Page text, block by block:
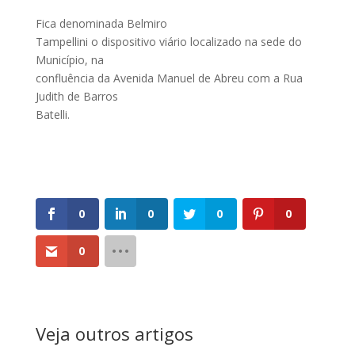
Fica denominada Belmiro
Tampellini o dispositivo viário localizado na sede do
Município, na
confluência da Avenida Manuel de Abreu com a Rua
Judith de Barros
Batelli.
0 0 0 0
0
Veja outros artigos